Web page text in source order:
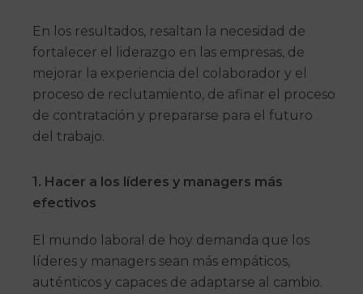
En los resultados, resaltan la necesidad de
fortalecer el liderazgo en las empresas, de
mejorar la experiencia del colaborador y el
proceso de reclutamiento, de afinar el proceso
de contratación y prepararse para el futuro
del trabajo.
1. Hacer a los líderes y managers más
efectivos
El mundo laboral de hoy demanda que los
líderes y managers sean más empáticos,
auténticos y capaces de adaptarse al cambio.